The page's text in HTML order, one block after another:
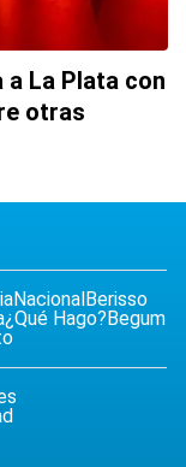
a La Plata con
otras
Nacional Berisso
¿Qué Hago? Begum